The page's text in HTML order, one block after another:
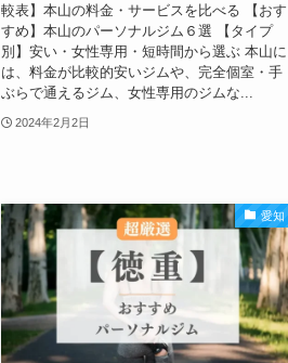
較表】本山の料金・サービスを比べる 【おす
すめ】本山のパーソナルジム６選 【タイプ
別】安い・女性専用・短時間から選ぶ 本山に
は、料金が比較的安いジムや、完全個室・手
ぶらで通えるジム、女性専用のジムな...
2024年2月2日
愛知